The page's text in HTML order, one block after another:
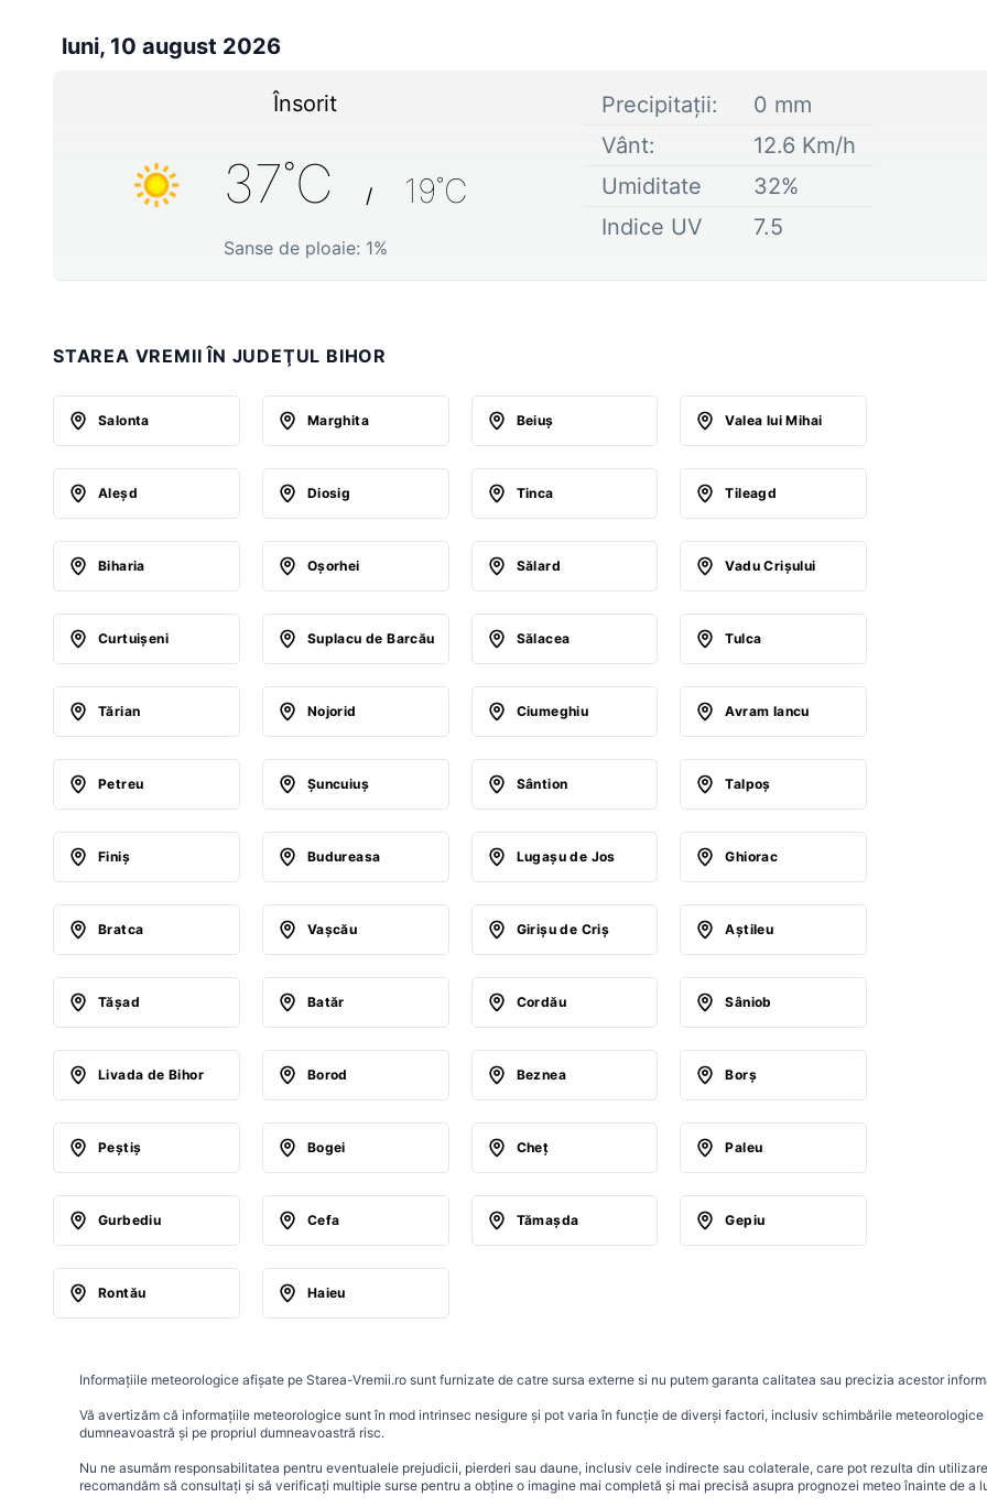
luni, 10 august 2026
Însorit
37˚C / 19˚C
Sanse de ploaie: 1%
Precipitații: 0 mm
Vânt:
12.6 Km/h
Umiditate
32%
Indice UV
7.5
STAREA VREMII ÎN JUDEŢUL BIHOR
Salonta Marghita Beiuş Valea lui Mihai
Aleşd Diosig Tinca Tileagd
Biharia Oşorhei Sălard Vadu Crişului
Curtuişeni Suplacu de Barcău Sălacea Tulca
Tărian Nojorid Ciumeghiu Avram Iancu
Petreu Şuncuiuş Sântion Talpoş
Finiş Budureasa Lugaşu de Jos Ghiorac
Bratca Vaşcău Girişu de Criş Aştileu
Tăşad Batăr Cordău Sâniob
Livada de Bihor Borod Beznea Borş
Peştiş Bogei Cheţ Paleu
Gurbediu Cefa Tămaşda Gepiu
Rontău Haieu
Informațiile meteorologice afișate pe Starea-Vremii.ro sunt furnizate de catre sursa externe si nu putem garanta calitatea sau precizia acestor
Vă avertizăm că informațiile meteorologice sunt în mod intrinsec nesigure și pot varia în funcție de diverși factori, inclusiv schimbările
dumneavoastră și pe propriul dumneavoastră risc.
Nu ne asumăm responsabilitatea pentru eventualele prejudicii, pierderi sau daune, inclusiv cele indirecte sau colaterale, care pot rezulta din
recomandăm să consultați și să verificați multiple surse pentru a obține o imagine mai completă și mai precisă asupra prognozei meteo înainte de a